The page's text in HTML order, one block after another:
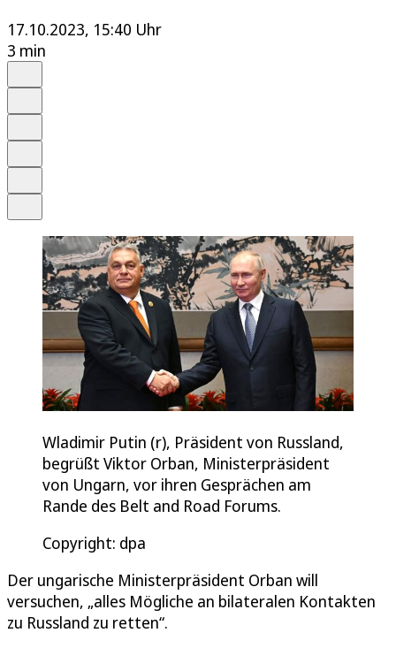
17.10.2023, 15:40 Uhr
3 min
Wladimir Putin (r), Präsident von Russland,
begrüßt Viktor Orban, Ministerpräsident
von Ungarn, vor ihren Gesprächen am
Rande des Belt and Road Forums.
Copyright: dpa
Der ungarische Ministerpräsident Orban will
versuchen, „alles Mögliche an bilateralen Kontakten
zu Russland zu retten“.